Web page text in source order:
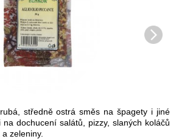
středně ostrá směs na špagety i jiné
dochucení salátů, pizzy, slaných koláčů
zeleniny.